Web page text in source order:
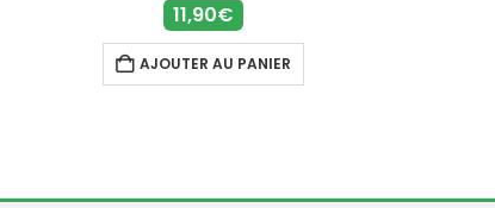
11,90€
AJOUTER AU PANIER